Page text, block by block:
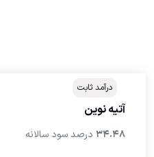
آتيه نوين
۳۴.۴۸ درصد سود سالانه
درآمد ثابت